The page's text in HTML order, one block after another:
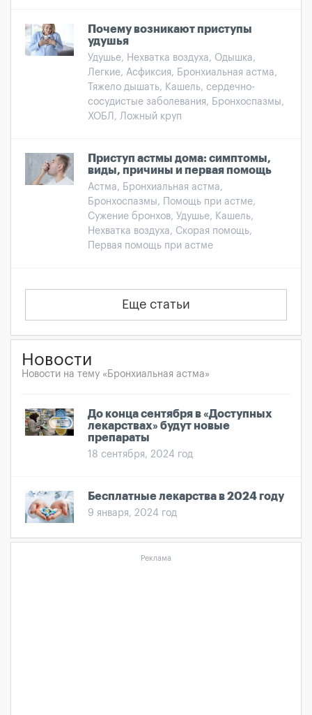
Почему возникают приступы
удушья
Удушье, Нехватка воздуха, Одышка,
Легкие, Асфиксия, Бронхиальная астма,
Тяжело дышать, Кашель, сердечно-
сосудистые заболевания, Бронхоспазмы,
ХОБЛ, Ложный круп
Приступ астмы дома: симптомы,
виды, причины и первая помощь
Астма, Бронхиальная астма,
Бронхоспазмы, Помощь при астме,
Сужение бронхов, Удушье, Кашель,
Нехватка воздуха, Скорая помощь,
Первая помощь при астме
Еще статьи
Новости
Новости на тему «Бронхиальная астма»
До конца сентября в «Доступных
лекарствах» будут новые
препараты
18 сентября, 2024 год
Бесплатные лекарства в 2024 году
9 января, 2024 год
Реклама